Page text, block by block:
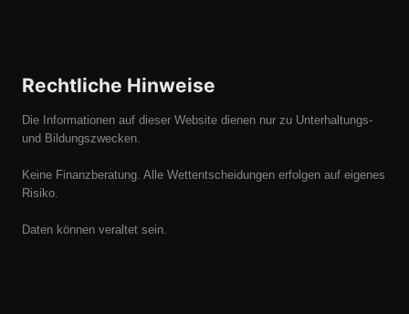
Rechtliche Hinweise
Die Informationen auf dieser Website dienen nur zu Unterhaltungs-
und Bildungszwecken.
Keine Finanzberatung. Alle Wettentscheidungen erfolgen auf eigenes
Risiko.
Daten können veraltet sein.